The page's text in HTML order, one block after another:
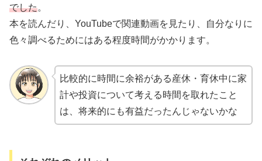
でした。
本を読んだり、YouTubeで関連動画を見たり、自分なりに
色々調べるためにはある程度時間がかかります。
比較的に時間に余裕がある産休・育休中に家
計や投資について考える時間を取れたこと
は、将来的にも有益だったんじゃないかな